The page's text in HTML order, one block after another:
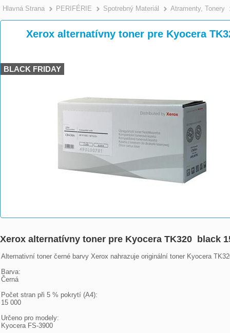
Hlavná Strana >
PERIFÉRIE >
Spotrebný Materiál >
Atramenty, Tonery
Xerox alternatívny toner pre Kyocera
BLACK FRIDAY
Xerox alternatívny toner pre Kyocera TK320 black
Alternativní toner černé barvy Xerox nahrazuje originální toner Kyocera
Barva:
Černá
Počet stran při 5 % pokrytí (A4):
15 000
Určeno pro modely:
Kyocera FS-3900